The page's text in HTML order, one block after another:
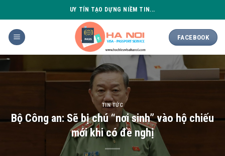
to
content
UY TÍN TẠO DỰNG NIỀM TIN...
FACEBOOK
TIN TỨC
Bộ Công an: Sẽ bị chú “nơi sinh” vào hộ chiếu
mới khi có đề nghị